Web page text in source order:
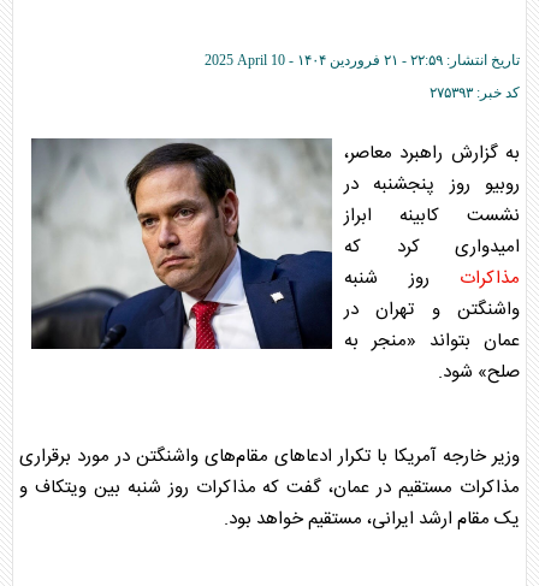
تاریخ انتشار: ۲۲:۵۹ - ۲۱ فروردين ۱۴۰۴ -
2025 April 10
کد خبر: ۲۷۵۳۹۳
به گزارش راهبرد معاصر،
روبیو روز پنجشنبه در
نشست کابینه ابراز
امیدواری کرد که
مذاکرات روز شنبه
واشنگتن و تهران در
عمان بتواند «منجر به
صلح» شود.
وزیر خارجه آمریکا با تکرار ادعا‌های مقام‌های واشنگتن در مورد برقراری
مذاکرات مستقیم در عمان، گفت که مذاکرات روز شنبه بین ویتکاف و
یک مقام ارشد ایرانی، مستقیم خواهد بود.